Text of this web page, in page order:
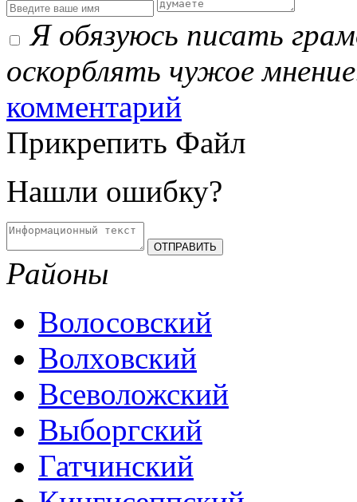
Я обязуюсь писать
оскорблять чужое
комментарий
Прикрепить Файл
Нашли ошибку?
Районы
Волосовский
Волховский
Всеволожский
Выборгский
Гатчинский